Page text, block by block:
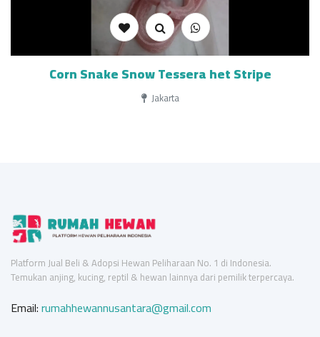
Corn Snake Snow Tessera het Stripe
Jakarta
Platform Jual Beli & Adopsi Hewan Peliharaan No. 1 di Indonesia.
Temukan anjing, kucing, reptil & hewan lainnya dari pemilik terpercaya.
Email:rumahhewannusantara@gmail.com